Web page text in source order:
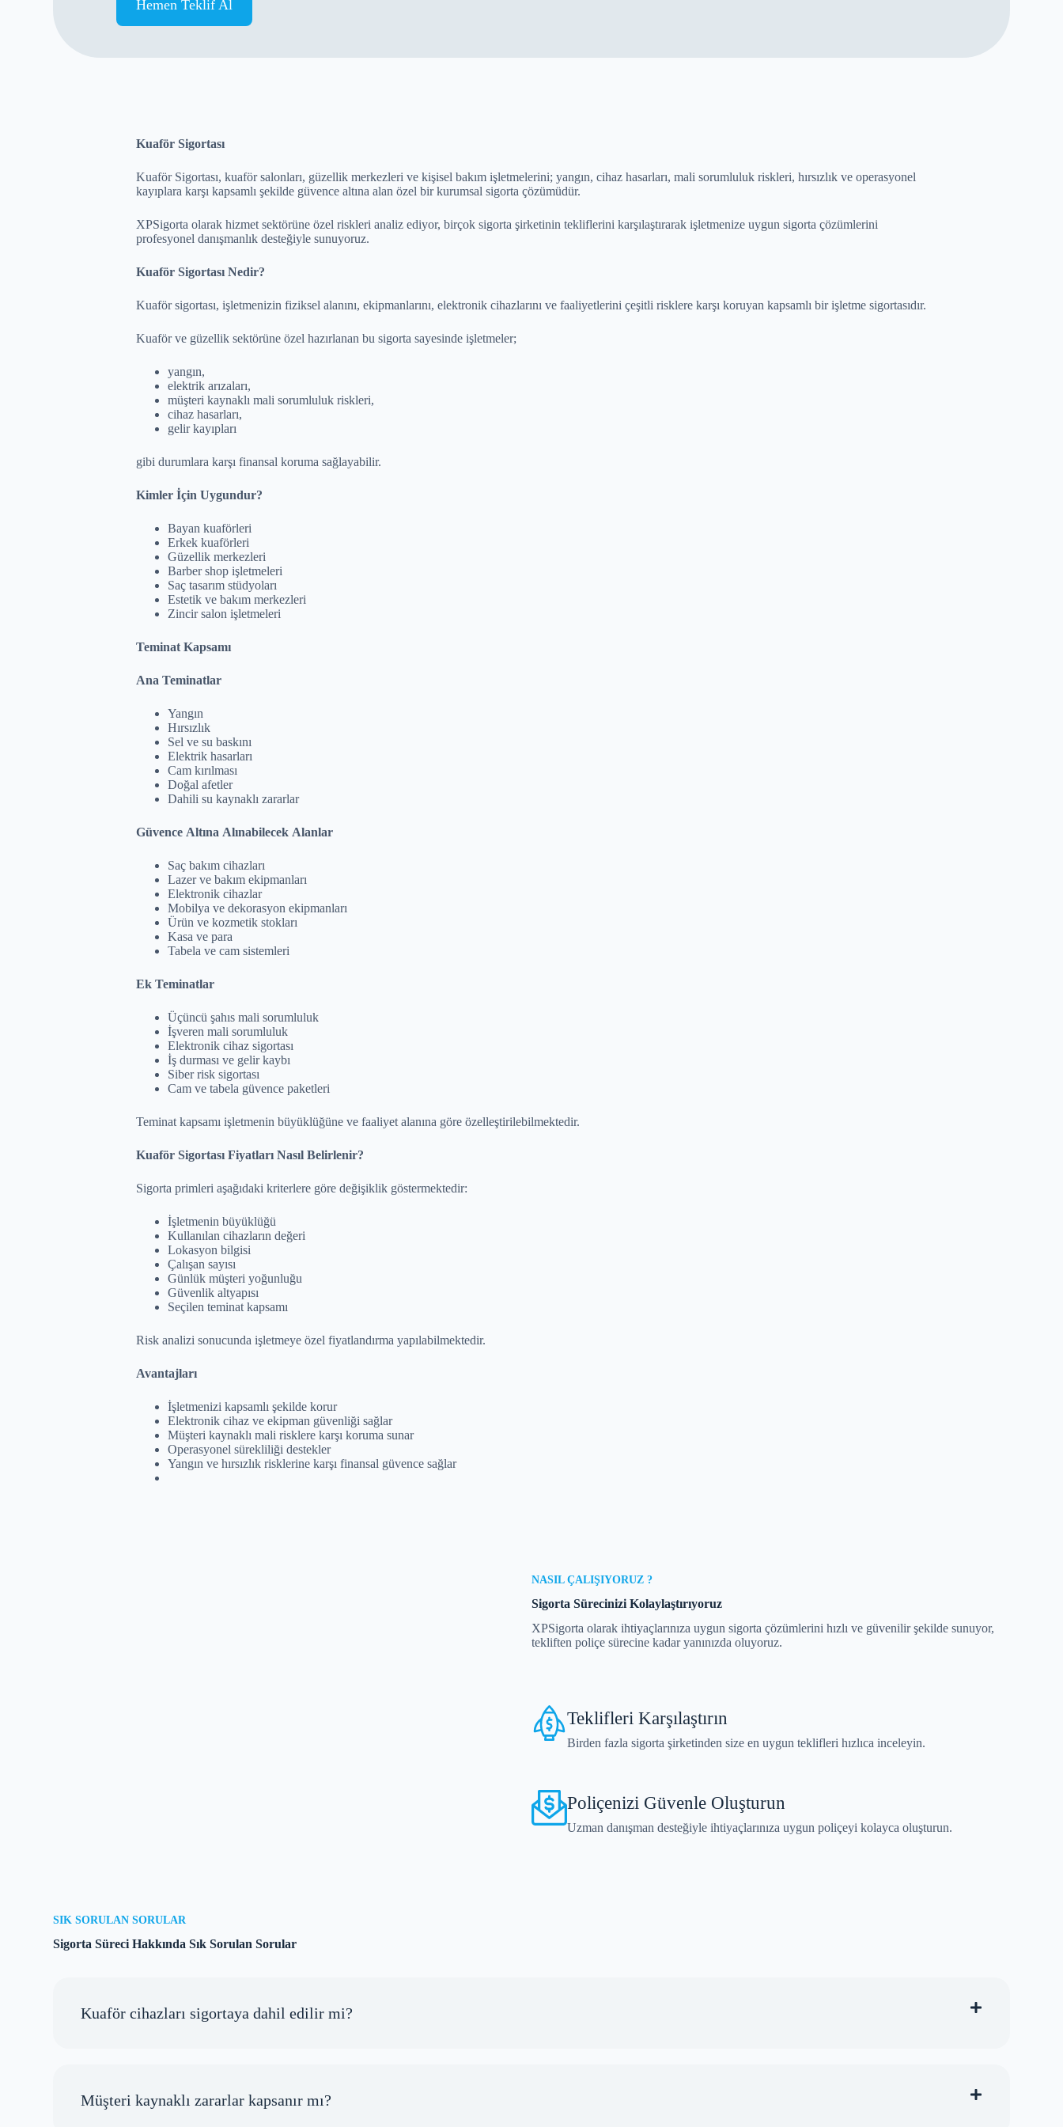
Hemen Teklif Al
Kuaför Sigortası
Kuaför Sigortası, kuaför salonları, güzellik merkezleri ve kişisel bakım işletmelerini; yangın, cihaz hasarları, mali sorumluluk riskleri, hırsızlık ve operasyonel
kayıplara karşı kapsamlı şekilde güvence altına alan özel bir kurumsal sigorta çözümüdür.
XPSigorta olarak hizmet sektörüne özel riskleri analiz ediyor, birçok sigorta şirketinin tekliflerini karşılaştırarak işletmenize uygun sigorta çözümlerini
profesyonel danışmanlık desteğiyle sunuyoruz.
Kuaför Sigortası Nedir?
Kuaför sigortası, işletmenizin fiziksel alanını, ekipmanlarını, elektronik cihazlarını ve faaliyetlerini çeşitli risklere karşı koruyan kapsamlı bir işletme sigortasıdır.
Kuaför ve güzellik sektörüne özel hazırlanan bu sigorta sayesinde işletmeler;
yangın,
elektrik arızaları,
müşteri kaynaklı mali sorumluluk riskleri,
cihaz hasarları,
gelir kayıpları
gibi durumlara karşı finansal koruma sağlayabilir.
Kimler İçin Uygundur?
Bayan kuaförleri
Erkek kuaförleri
Güzellik merkezleri
Barber shop işletmeleri
Saç tasarım stüdyoları
Estetik ve bakım merkezleri
Zincir salon işletmeleri
Teminat Kapsamı
Ana Teminatlar
Yangın
Hırsızlık
Sel ve su baskını
Elektrik hasarları
Cam kırılması
Doğal afetler
Dahili su kaynaklı zararlar
Güvence Altına Alınabilecek Alanlar
Saç bakım cihazları
Lazer ve bakım ekipmanları
Elektronik cihazlar
Mobilya ve dekorasyon ekipmanları
Ürün ve kozmetik stokları
Kasa ve para
Tabela ve cam sistemleri
Ek Teminatlar
Üçüncü şahıs mali sorumluluk
İşveren mali sorumluluk
Elektronik cihaz sigortası
İş durması ve gelir kaybı
Siber risk sigortası
Cam ve tabela güvence paketleri
Teminat kapsamı işletmenin büyüklüğüne ve faaliyet alanına göre özelleştirilebilmektedir.
Kuaför Sigortası Fiyatları Nasıl Belirlenir?
Sigorta primleri aşağıdaki kriterlere göre değişiklik göstermektedir:
İşletmenin büyüklüğü
Kullanılan cihazların değeri
Lokasyon bilgisi
Çalışan sayısı
Günlük müşteri yoğunluğu
Güvenlik altyapısı
Seçilen teminat kapsamı
Risk analizi sonucunda işletmeye özel fiyatlandırma yapılabilmektedir.
Avantajları
İşletmenizi kapsamlı şekilde korur
Elektronik cihaz ve ekipman güvenliği sağlar
Müşteri kaynaklı mali risklere karşı koruma sunar
Operasyonel sürekliliği destekler
Yangın ve hırsızlık risklerine karşı finansal güvence sağlar
NASIL ÇALIŞIYORUZ ?
Sigorta Sürecinizi Kolaylaştırıyoruz
XPSigorta olarak ihtiyaçlarınıza uygun sigorta çözümlerini hızlı ve güvenilir şekilde sunuyor,
tekliften poliçe sürecine kadar yanınızda oluyoruz.
Teklifleri Karşılaştırın
Birden fazla sigorta şirketinden size en uygun teklifleri hızlıca inceleyin.
Poliçenizi Güvenle Oluşturun
Uzman danışman desteğiyle ihtiyaçlarınıza uygun poliçeyi kolayca oluşturun.
SIK SORULAN SORULAR
Sigorta Süreci Hakkında Sık Sorulan Sorular
Kuaför cihazları sigortaya dahil edilir mi?
Müşteri kaynaklı zararlar kapsanır mı?